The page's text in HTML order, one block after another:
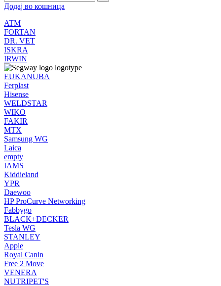
Додај во кошница
ATM
FORTAN
DR. VET
ISKRA
IRWIN
EUKANUBA
Ferplast
Hisense
WELDSTAR
WIKO
FAKIR
MTX
Samsung WG
Laica
empty
IAMS
Kiddieland
YPR
Daewoo
HP ProCurve Networking
Fabbygo
BLACK+DECKER
Tesla WG
STANLEY
Apple
Royal Canin
Free 2 Move
VENERA
NUTRIPET'S